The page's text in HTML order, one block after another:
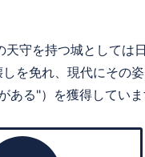
守を持つ城としては
免れ、現代にその姿
る"）を獲得していま